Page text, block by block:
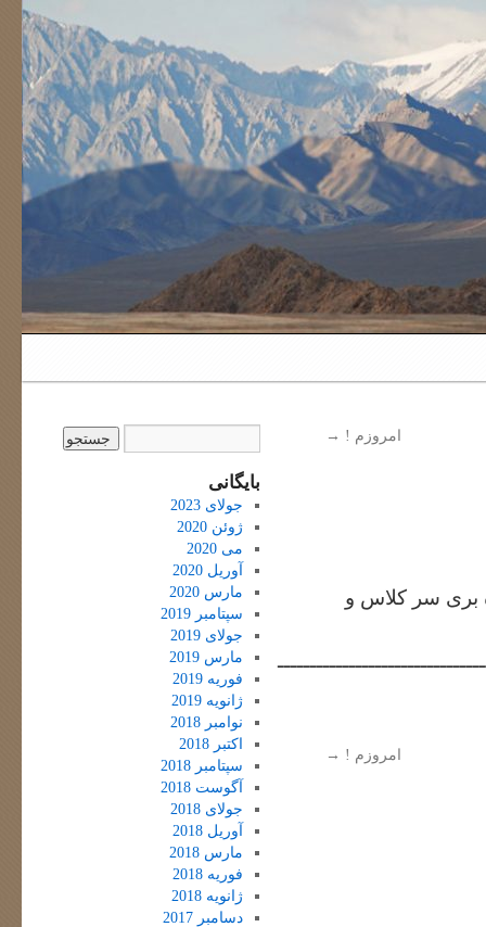
امروزم ! →
بری سر کلاس و
امروزم ! →
بایگانی
جولای 2023
ژوئن 2020
می 2020
آوریل 2020
مارس 2020
سپتامبر 2019
جولای 2019
مارس 2019
فوریه 2019
ژانویه 2019
نوامبر 2018
اکتبر 2018
سپتامبر 2018
آگوست 2018
جولای 2018
آوریل 2018
مارس 2018
فوریه 2018
ژانویه 2018
دسامبر 2017